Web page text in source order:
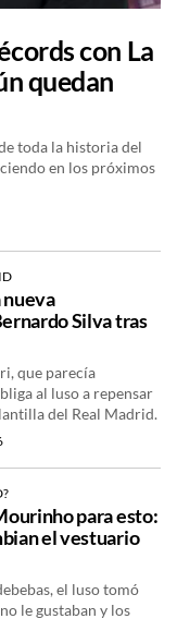
con La
quedan
toda la historia del
en los próximos
nueva
Silva tras
que parecía
al luso a repensar
del Real Madrid.
para esto:
el vestuario
el luso tomó
le gustaban y los